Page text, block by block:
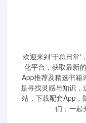
欢迎来到'于总日常'
化平台，获取最新
App推荐及精选书籍
是寻找灵感与知识，
站，下载配套App，
们，一起